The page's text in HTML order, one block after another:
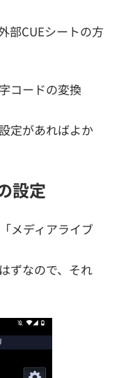
部CUEシートの方
コードの変換
定があればよか
設定
メディアライブ
ずなので、それ